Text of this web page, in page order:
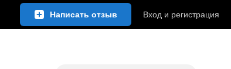
Написать отзыв Вход и регистрация